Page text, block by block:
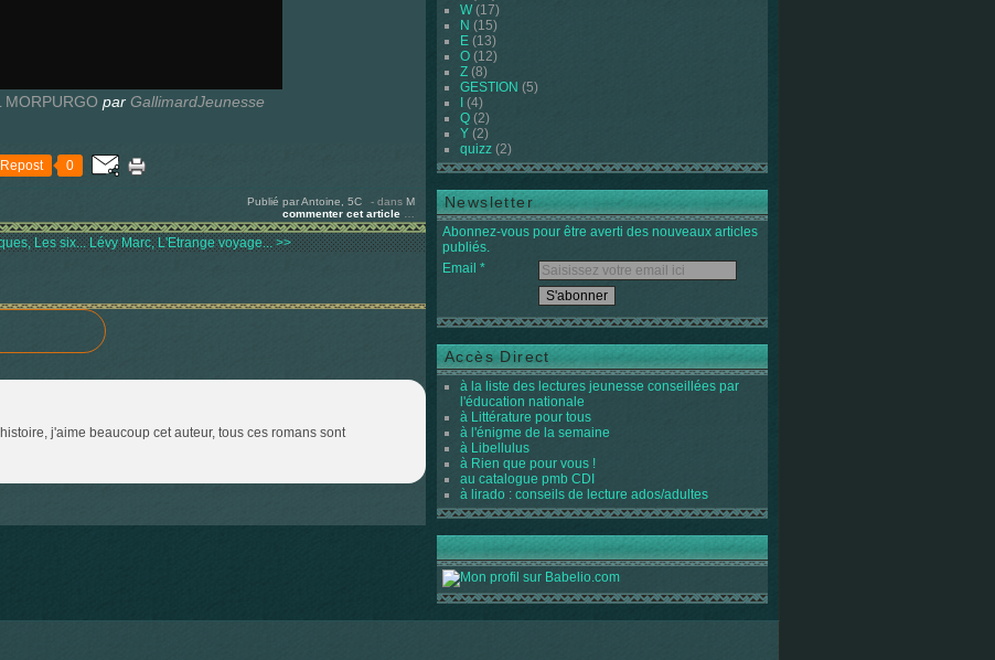
MORPURGO par GallimardJeunesse
Repost 0
Publié par Antoine, 5C - dans M
commenter cet article
Les six... Lévy Marc, L'Etrange voyage... >>
j'aime beaucoup cet auteur, tous ces romans sont
W(17)
N (15)
E (13)
O (12)
Z (8)
GESTION (5)
(4)
Q (2)
Y (2)
quizz (2)
Newsletter
Abonnez-vous pour être averti des nouveaux articles
publiés.
Email
Accès Direct
à la liste des lectures jeunesse conseillées par
l'éducation nationale
à Littérature pour tous
à l'énigme de la semaine
à Libellulus
à Rien que pour vous !
au catalogue pmb CDI
à lirado : conseils de lecture ados/adultes